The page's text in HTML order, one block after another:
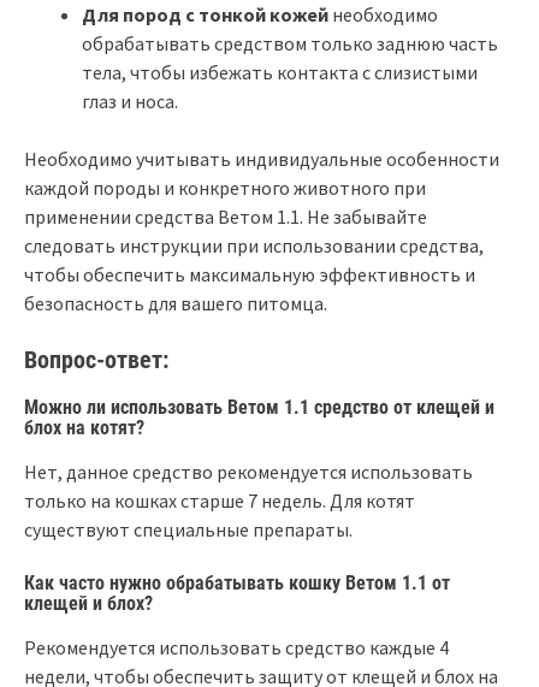
Для пород с тонкой кожей необходимо
обрабатывать средством только заднюю часть
тела, чтобы избежать контакта с слизистыми
глаз и носа.
Необходимо учитывать индивидуальные особенности
каждой породы и конкретного животного при
применении средства Ветом 1.1. Не забывайте
следовать инструкции при использовании средства,
чтобы обеспечить максимальную эффективность и
безопасность для вашего питомца.
Вопрос-ответ:
Можно ли использовать Ветом 1.1 средство от клещей и
блох на котят?
Нет, данное средство рекомендуется использовать
только на кошках старше 7 недель. Для котят
существуют специальные препараты.
Как часто нужно обрабатывать кошку Ветом 1.1 от
клещей и блох?
Рекомендуется использовать средство каждые 4
недели, чтобы обеспечить защиту от клещей и блох на